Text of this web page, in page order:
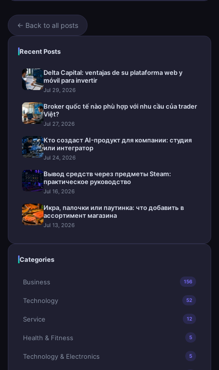
← Back to all posts
Recent Posts
Delta Capital: ventajas de su plataforma web y
móvil para invertir
Jul 29, 2026
Broker quốc tế nào phù hợp với nhu cầu của trader
Việt?
Jul 27, 2026
Кто создаст AI-продукт для компании: студия
или интегратор
Jul 24, 2026
Вывод средств через предметы Steam:
практическое руководство
Jul 16, 2026
Икра, палочки или паутинка: что добавить в
ассортимент магазина
Jul 13, 2026
Categories
Business 156
Technology 52
Service 12
Health & Fitness 5
Technology & Electronics 5